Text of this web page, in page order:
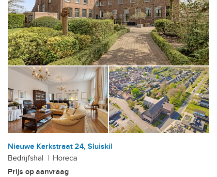
Nieuwe Kerkstraat 24, Sluiskil
Bedrijfshal | Horeca
Prijs op aanvraag